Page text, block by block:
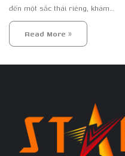
đến một sắc thái riêng, khám…
Read More »